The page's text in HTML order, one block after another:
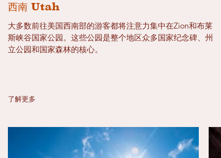
西南 Utah
大多数前往美国西南部的游客都将注意力集中在Zion和布莱
斯峡谷国家公园。这些公园是整个地区众多国家纪念碑、州
立公园和国家森林的核心。
了解更多